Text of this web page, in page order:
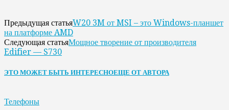
Предыдущая статьяW20 3M от MSI – это Windows-планшет
на платформе AMD
Следующая статьяМощное творение от производителя
Edifier — S730
ЭТО МОЖЕТ БЫТЬ ИНТЕРЕСНОЕЩЕ ОТ АВТОРА
Телефоны